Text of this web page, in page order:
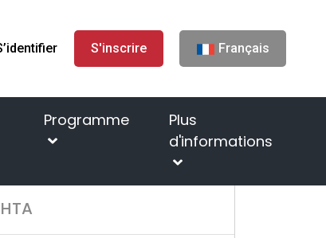
S'inscrire Français
Programme
Plus
d'informations
FLASH THOMPSON TAINAYA MECHTA